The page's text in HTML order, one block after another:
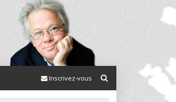
Inscrivez-vous